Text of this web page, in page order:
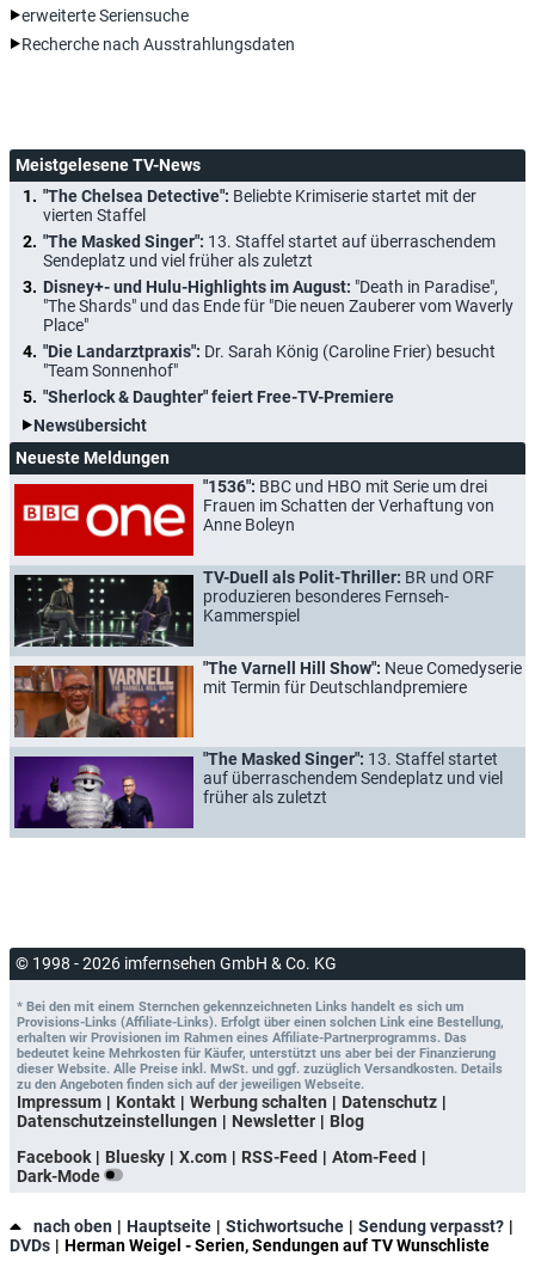
erweiterte Seriensuche
Recherche nach Ausstrahlungsdaten
Meistgelesene TV-News
"The Chelsea Detective": Beliebte Krimiserie startet mit der
vierten Staffel
"The Masked Singer": 13. Staffel startet auf überraschendem
Sendeplatz und viel früher als zuletzt
Disney+- und Hulu-Highlights im August: "Death in Paradise",
"The Shards" und das Ende für "Die neuen Zauberer vom Waverly
Place"
"Die Landarztpraxis": Dr. Sarah König (Caroline Frier) besucht
"Team Sonnenhof"
"Sherlock & Daughter" feiert Free-TV-Premiere
Newsübersicht
Neueste Meldungen
"1536": BBC und HBO mit Serie um drei
Frauen im Schatten der Verhaftung von
Anne Boleyn
TV-Duell als Polit-Thriller: BR und ORF
produzieren besonderes Fernseh-
Kammerspiel
"The Varnell Hill Show": Neue Comedyserie
mit Termin für Deutschlandpremiere
"The Masked Singer": 13. Staffel startet
auf überraschendem Sendeplatz und viel
früher als zuletzt
© 1998 - 2026 imfernsehen GmbH & Co. KG
* Bei den mit einem Sternchen gekennzeichneten Links handelt es sich um
Provisions-Links (Affiliate-Links). Erfolgt über einen solchen Link eine Bestellung,
erhalten wir Provisionen im Rahmen eines Affiliate-Partnerprogramms. Das
bedeutet keine Mehrkosten für Käufer, unterstützt uns aber bei der Finanzierung
dieser Website. Alle Preise inkl. MwSt. und ggf. zuzüglich Versandkosten. Details
zu den Angeboten finden sich auf der jeweiligen Webseite.
Impressum Kontakt Werbung schalten
Datenschutz
Datenschutzeinstellungen
Newsletter
Blog
Facebook
Bluesky X.com RSS-Feed
Atom-Feed
Dark-Mode
nach oben Hauptseite Stichwortsuche
Sendung verpasst?
DVDs
Herman Weigel - Serien, Sendungen auf TV Wunschliste